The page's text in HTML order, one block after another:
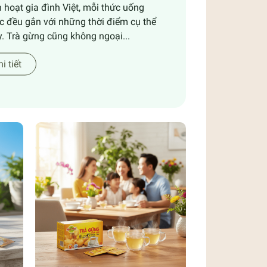
hoạt gia đình Việt, mỗi thức uống
đều gắn với những thời điểm cụ thể
Trà gừng cũng không ngoại...
tiết